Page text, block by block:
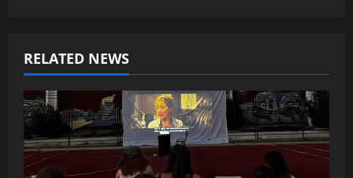
v
i
g
a
RELATED NEWS